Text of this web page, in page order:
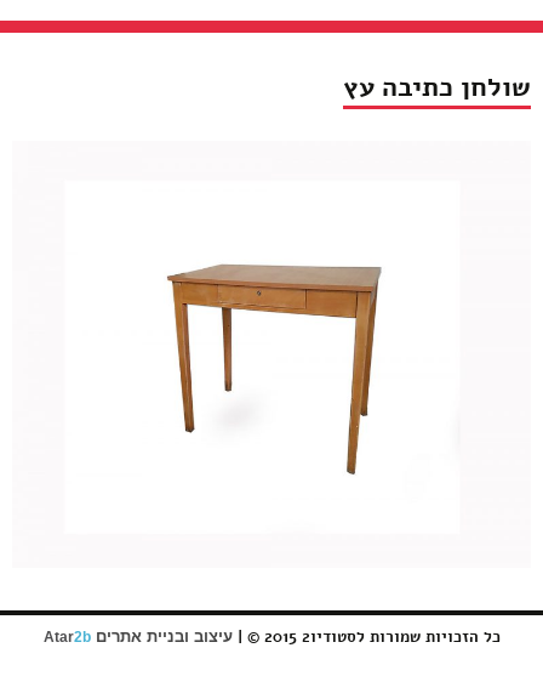
שולחן כתיבה עץ
כל הזכויות שמורות לסטודיו2 2015 © | עיצוב ובניית אתרים Atar2b